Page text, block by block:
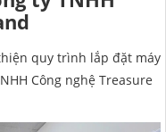
quy trình lắp đặt máy
Công nghệ Treasure